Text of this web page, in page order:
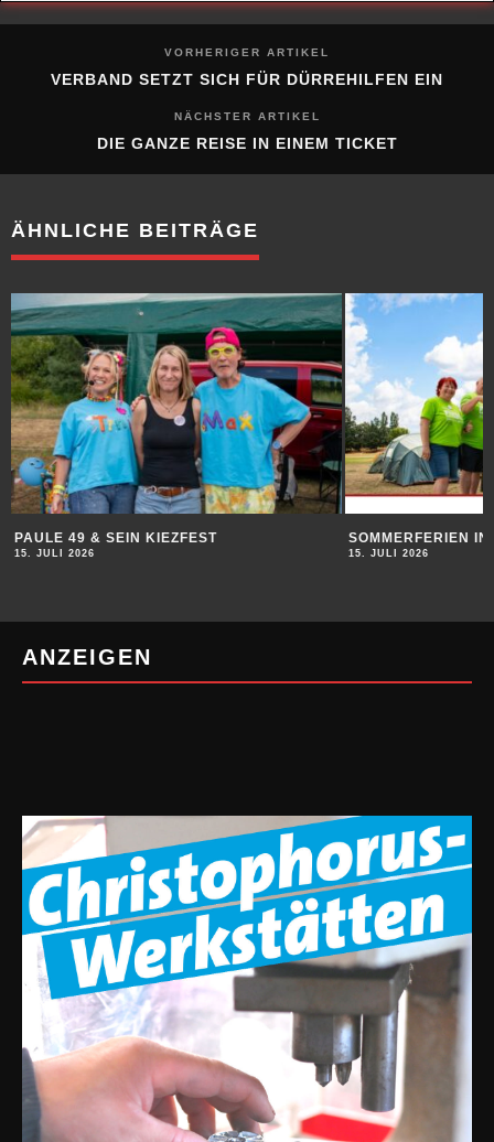
NÄCHSTER ARTIKEL
DIE GANZE REISE IN EINEM TICKET
ÄHNLICHE BEITRÄGE
PAULE 49 & SEIN KIEZFEST
15. JULI 2026
SOMMERFERIEN
15. JULI 2026